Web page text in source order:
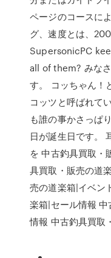
ページのコースに
グ、速度とは、
SupersonicPC
all of them? みな
す。 コッちゃん！
コッツと呼ばれて
も誰の事かさっぱ
日が誕生日です。
を 中古釣具買取・
具買取・販売の道
売の道楽箱|イベン
楽箱|セール情報
情報 中古釣具買取